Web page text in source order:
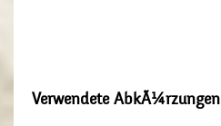
Verwendete AbkÃ¼rzungen